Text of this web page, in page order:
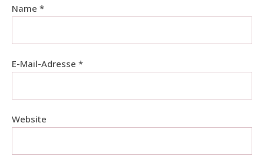
Name *
E-Mail-Adresse *
Website